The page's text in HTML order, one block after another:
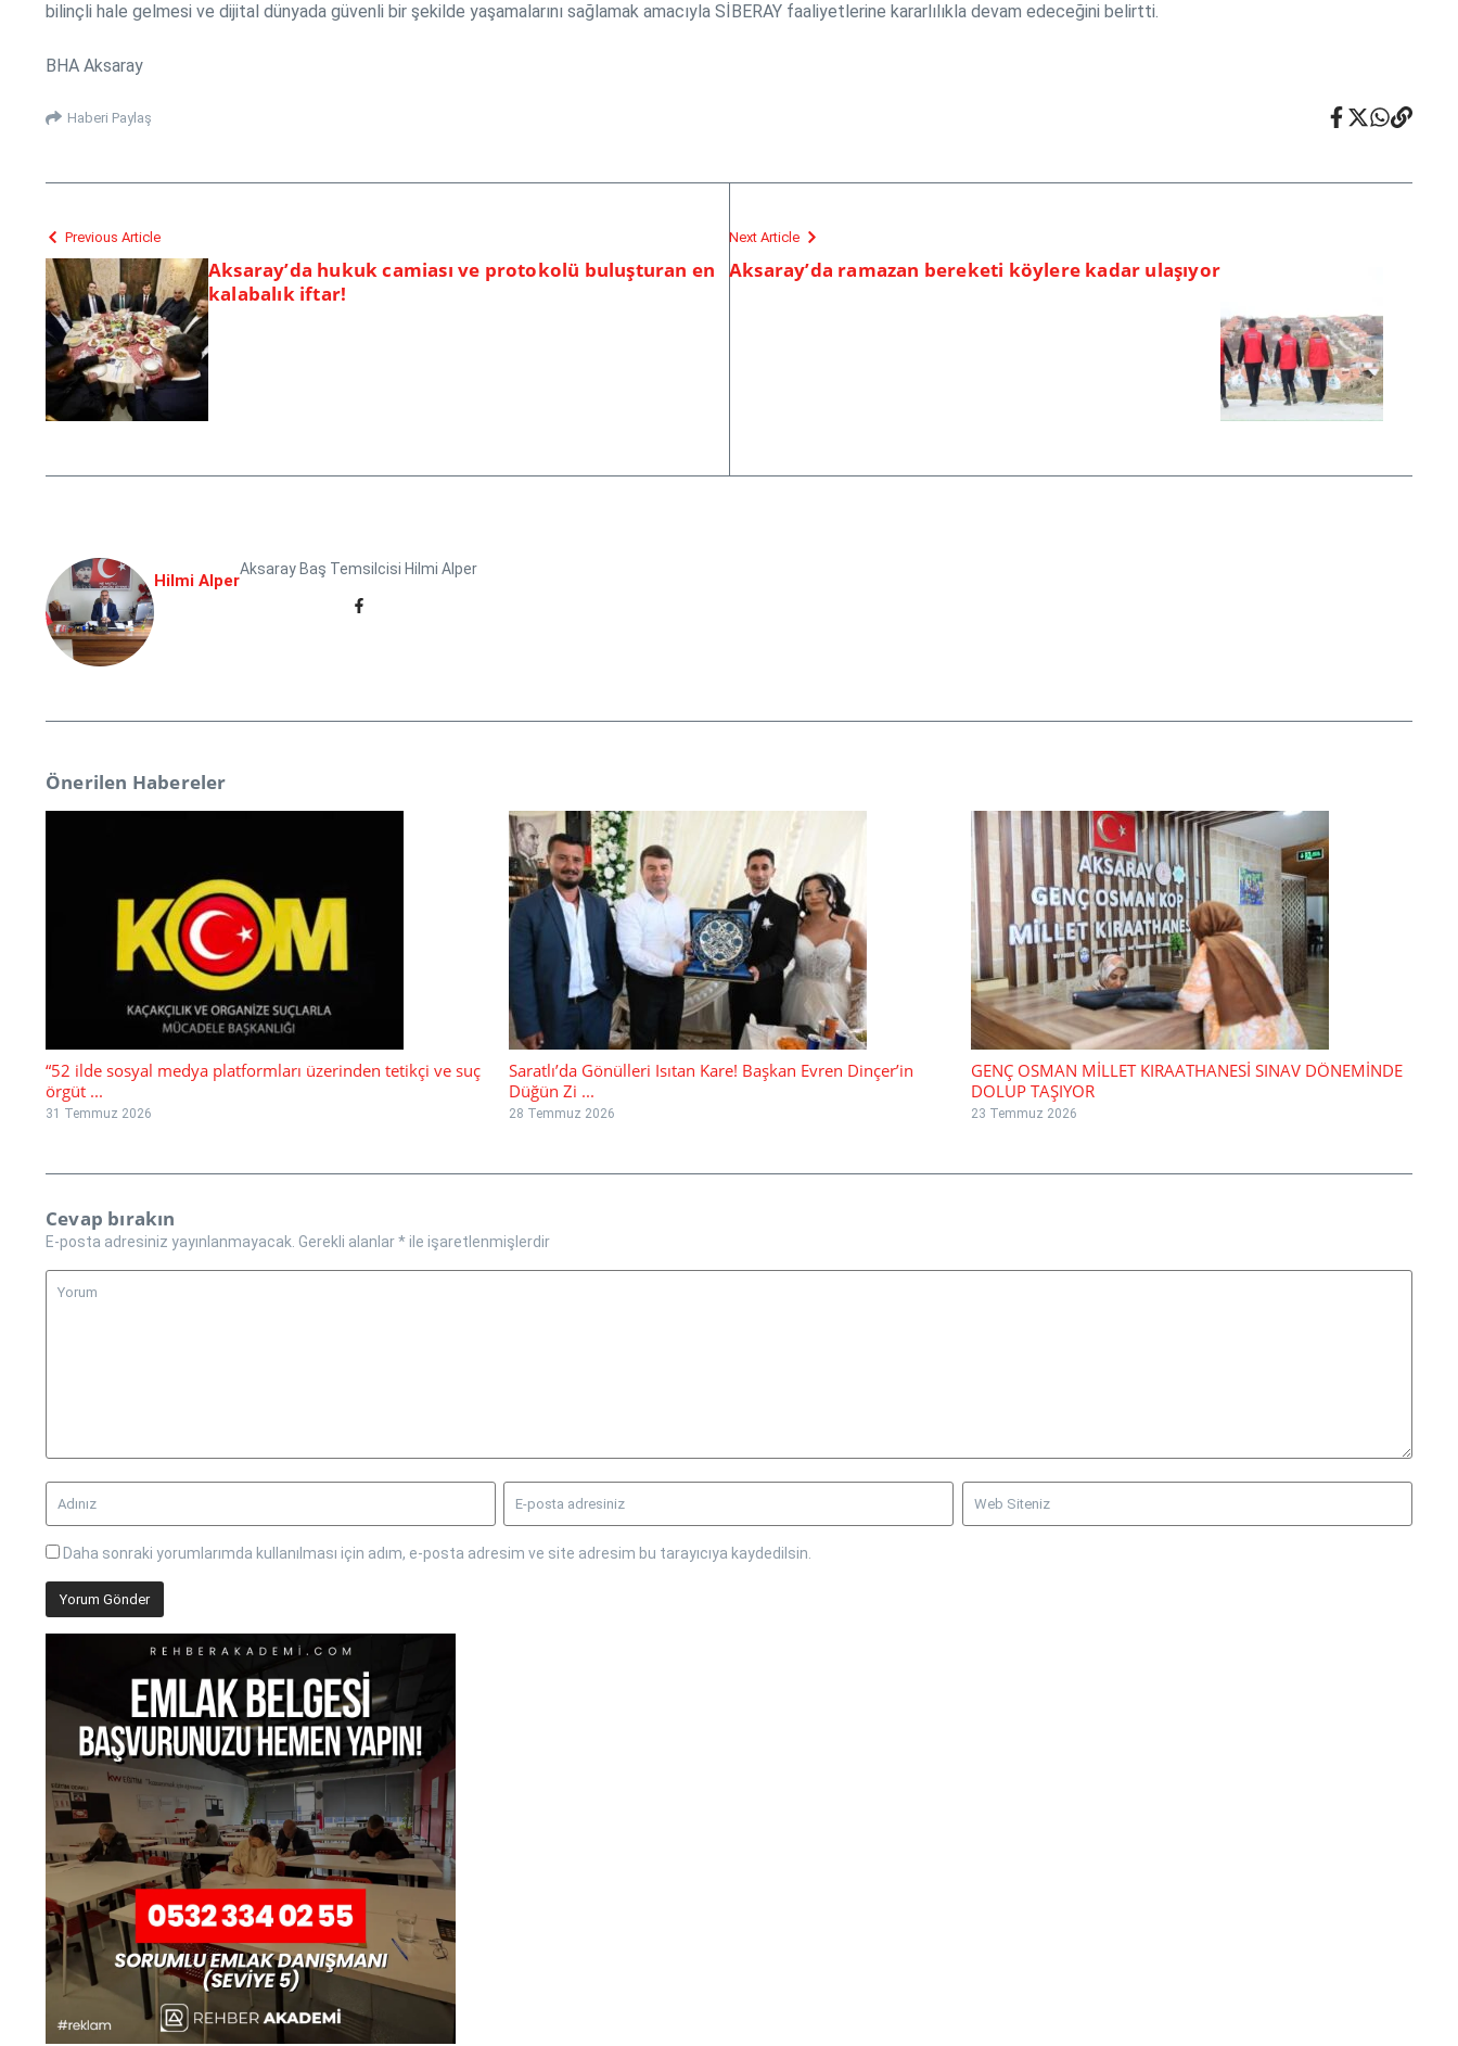
bilinçli hale gelmesi ve dijital dünyada güvenli bir şekilde yaşamalarını sağlamak amacıyla SİBERAY faaliyetlerine kararlılıkla devam edeceğini belirtti.
BHA Aksaray
Haberi Paylaş
Previous Article
Aksaray’da hukuk camiası ve protokolü buluşturan en
kalabalık iftar!
Next Article
Aksaray’da ramazan bereketi köylere kadar ulaşıyor
Hilmi Alper
Aksaray Baş Temsilcisi Hilmi Alper
Önerilen Habereler
“52 ilde sosyal medya platformları üzerinden tetikçi ve suç
örgüt ...
31 Temmuz 2026
Saratlı’da Gönülleri Isıtan Kare! Başkan Evren Dinçer’in
Düğün Zi ...
28 Temmuz 2026
GENÇ OSMAN MİLLET KIRAATHANESİ SINAV DÖNEMİNDE
DOLUP TAŞIYOR
23 Temmuz 2026
Cevap bırakın
E-posta adresiniz yayınlanmayacak. Gerekli alanlar*ile işaretlenmişlerdir
Daha sonraki yorumlarımda kullanılması için adım, e-posta adresim ve site adresim bu tarayıcıya kaydedilsin.